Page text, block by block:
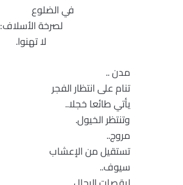
في الضلوع
لصرخة الأسلاف:
لا تهنوا.
مدن ..
تنام على انتظار الفجر
يأتي طائعا خجلا..
وتنتظر الخيول.
مروج..
تستقيل من الإعشاب
سيوف..